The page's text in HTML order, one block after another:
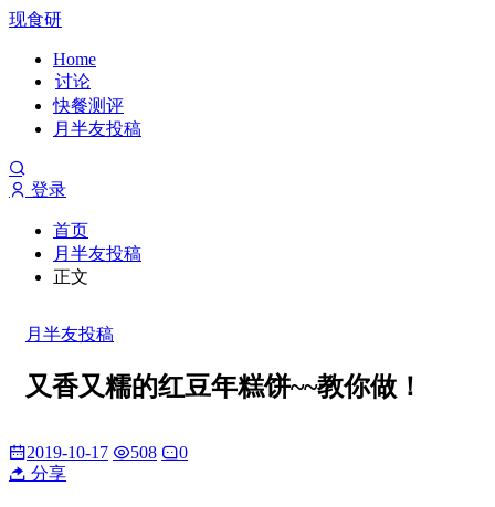
现食研
Home
讨论
快餐测评
月半友投稿
登录
首页
月半友投稿
正文
月半友投稿
又香又糯的红豆年糕饼~~教你做！
2019-10-17 508
0
分享